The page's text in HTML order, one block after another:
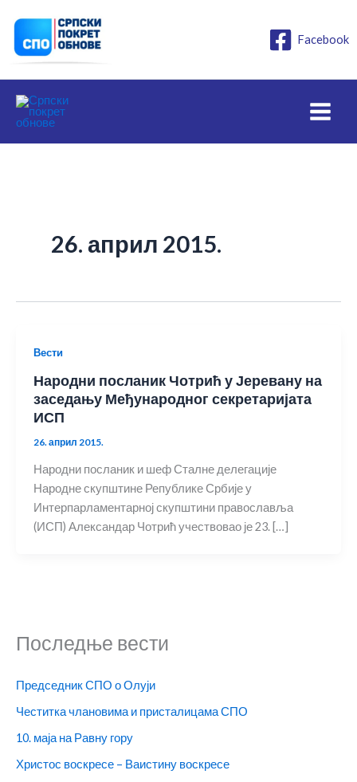
садржај
Facebook
26. април 2015.
Вести
Народни посланик Чотрић у Јеревану на
заседању Међународног секретаријата
ИСП
26. април 2015.
Народни посланик и шеф Сталне делегације
Народне скупштине Републике Србије у
Интерпарламентарној скупштини православља
(ИСП) Александар Чотрић учествовао је 23. […]
Последње вести
Председник СПО о Олуји
Честитка члановима и присталицама СПО
10. маја на Равну гору
Христос воскресе – Ваистину воскресе